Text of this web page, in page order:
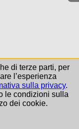
di terze parti, per
l’esperienza
sulla privacy.
le condizioni sulla
dei cookie.